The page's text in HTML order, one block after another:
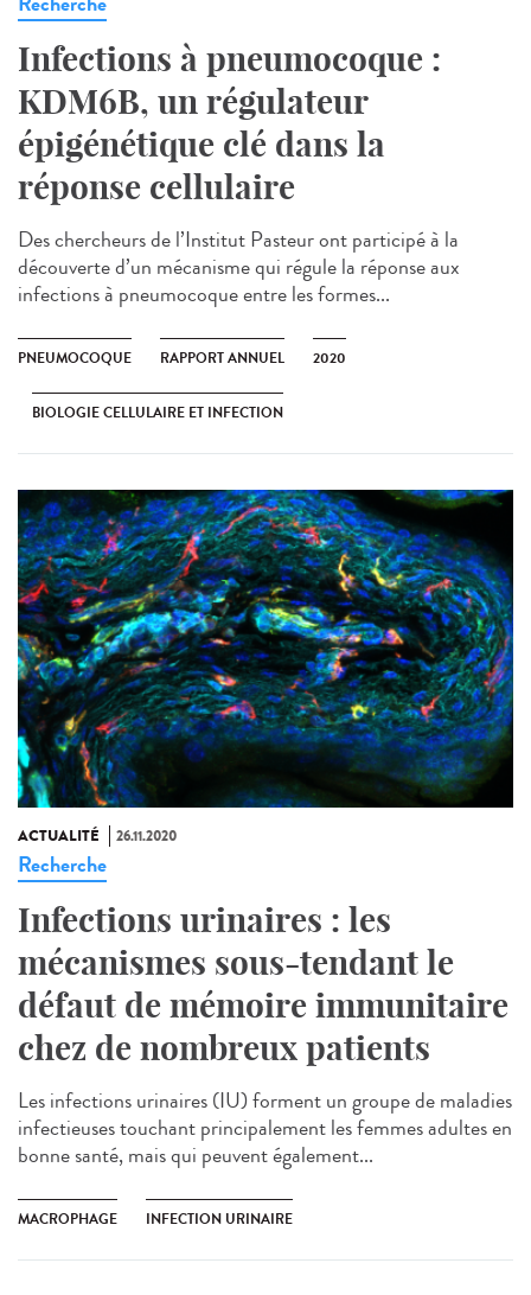
Infections à pneumocoque :
KDM6B, un régulateur
épigénétique clé dans la
réponse cellulaire
Des chercheurs de l’Institut Pasteur ont participé à la
découverte d’un mécanisme qui régule la réponse aux
infections à pneumocoque entre les formes...
PNEUMOCOQUE RAPPORT ANNUEL 2020
BIOLOGIE CELLULAIRE ET INFECTION
ACTUALITÉ 26.11.2020
Recherche
Infections urinaires : les
mécanismes sous-tendant le
défaut de mémoire immunitaire
chez de nombreux patients
Les infections urinaires (IU) forment un groupe de maladies
infectieuses touchant principalement les femmes adultes en
bonne santé, mais qui peuvent également...
MACROPHAGE INFECTION URINAIRE